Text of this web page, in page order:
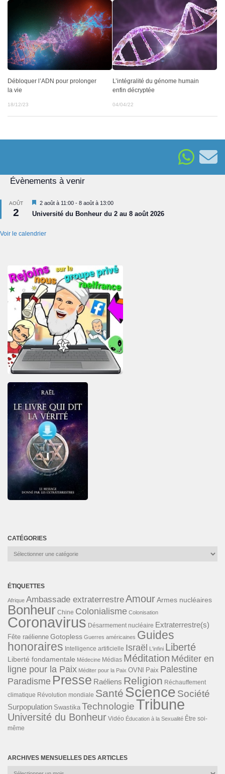
Débloquer l’ADN pour prolonger
la vie
18/12/23
L’intégralité du génome humain
enfin décryptée
04/04/22
Évènements à venir
AOÛT
2
Mis
en
avant
2 août à 11:00 - 8 août à 13:00
Université du Bonheur du 2 au 8 août 2026
Voir le calendrier
CATÉGORIES
Catégories
ÉTIQUETTES
Afrique Ambassade extraterrestreAmourArmes nucléaires
Bonheur Chine Colonialisme Colonisation
Coronavirus Désarmement nucléaire Extraterrestre(s)
Fête raélienne Gotopless Guerres américaines Guides
honoraires Intelligence artificielle Israël L'infini Liberté
Liberté fondamentale Médecine Médias Méditation Méditer en
ligne pour la Paix Méditer pour la Paix OVNI Paix Palestine
Paradisme Presse Raéliens Religion Réchauffement
climatique Révolution mondiale Santé Science Société
Surpopulation Swastika TechnologieTribune
Université du Bonheur Vidéo Éducation à la Sexualité Être soi-
même
ARCHIVES MENSUELLES DES ARTICLES
Archives